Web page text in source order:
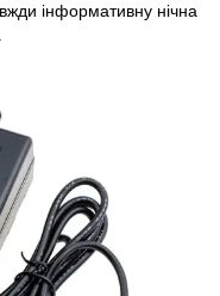
інформативну нічна